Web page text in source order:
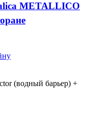
METALLICO